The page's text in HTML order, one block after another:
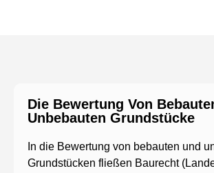
Die Bewertung Von
Unbebauten Grundstücke
In die Bewertung von bebauten und
Grundstücken fließen Baurecht